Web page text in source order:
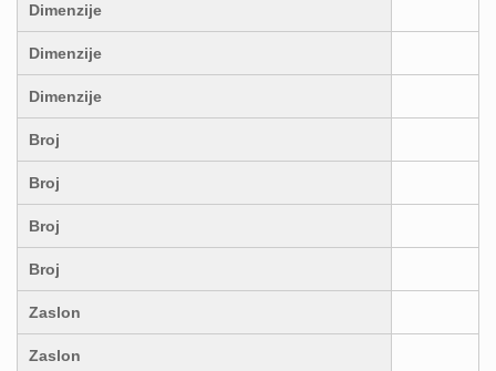
Dimenzije
Dimenzije
Dimenzije
Broj
Broj
Broj
Broj
Zaslon
Zaslon